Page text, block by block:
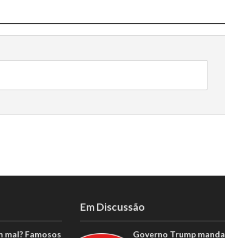
mal? Famosos
Em Discussão
Governo Trump manda